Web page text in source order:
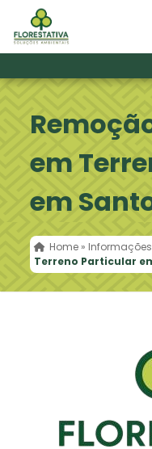
em
em
Home » Informações
Terreno Particular